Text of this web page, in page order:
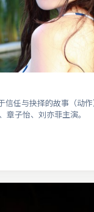
信任与抉择的故事（动作
章子怡、刘亦菲主演。